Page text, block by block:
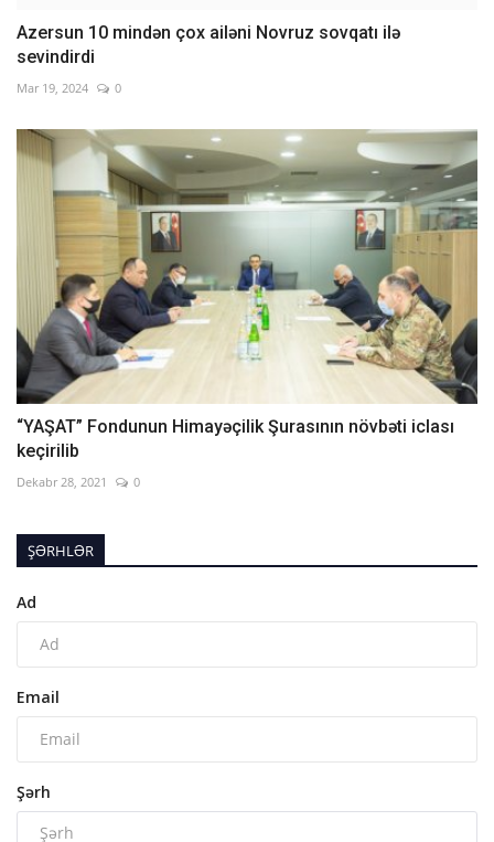
Azersun 10 mindən çox ailəni Novruz sovqatı ilə
sevindirdi
Mar 19, 2024 0
“YAŞAT” Fondunun Himayəçilik Şurasının növbəti iclası
keçirilib
Dekabr 28, 2021 0
ŞƏRHLƏR
Ad
Email
Şərh